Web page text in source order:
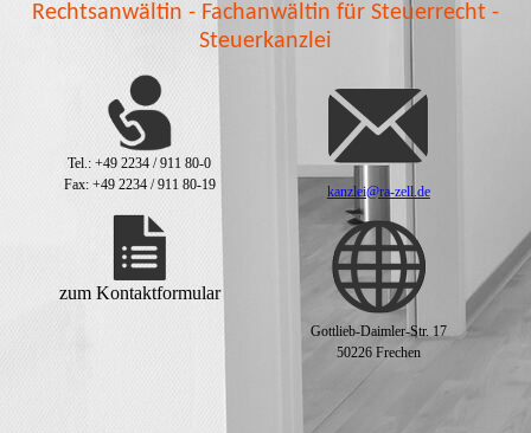
Rechtsanwältin - Fachanwältin für Steuerrecht -
Steuerkanzlei
Tel.: +49 2234 / 911 80-0
Fax: +49 2234 / 911 80-19
kanzlei@ra-zell.de
zum Kon­takt­for­mu­lar
Gottlieb-Daimler-Str. 17
50226 Frechen